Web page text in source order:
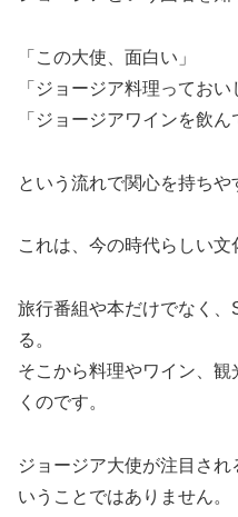
「この大使、面白い」
「ジョージア料理っておい
「ジョージアワインを飲ん
という流れで関心を持ちや
これは、今の時代らしい文
旅行番組や本だけでなく
る。
そこから料理やワイン、
くのです。
ジョージア大使が注目され
いうことではありません。